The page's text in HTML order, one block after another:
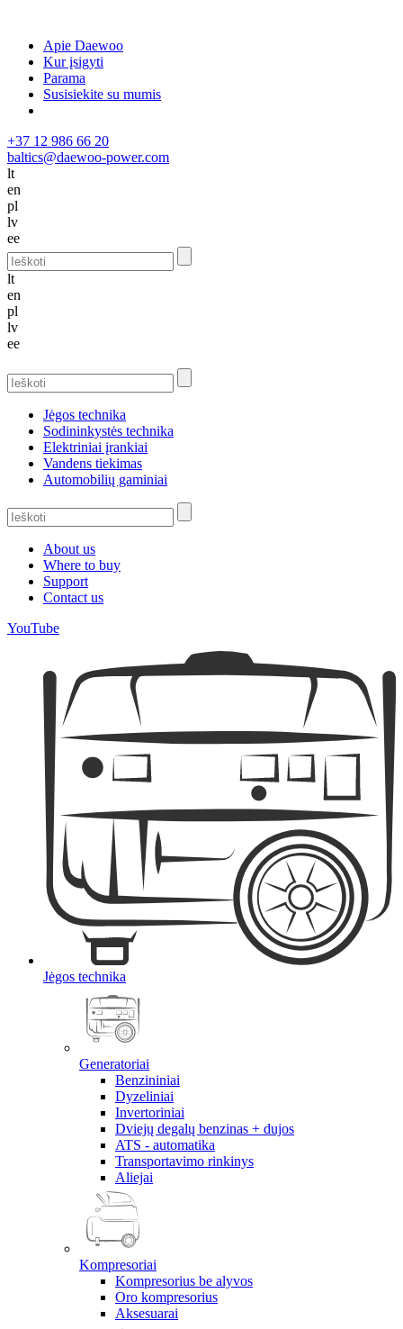
Apie Daewoo
Kur įsigyti
Parama
Susisiekite su mumis
+37 12 986 66 20
baltics@daewoo-power.com
lt
en
pl
lv
ee
lt
en
pl
lv
ee
Jėgos technika
Sodininkystės technika
Elektriniai įrankiai
Vandens tiekimas
Automobilių gaminiai
About us
Where to buy
Support
Contact us
YouTube
Jėgos technika
Generatoriai
Benzininiai
Dyzeliniai
Invertoriniai
Dviejų degalų benzinas + dujos
ATS - automatika
Transportavimo rinkinys
Aliejai
Kompresoriai
Kompresorius be alyvos
Oro kompresorius
Aksesuarai